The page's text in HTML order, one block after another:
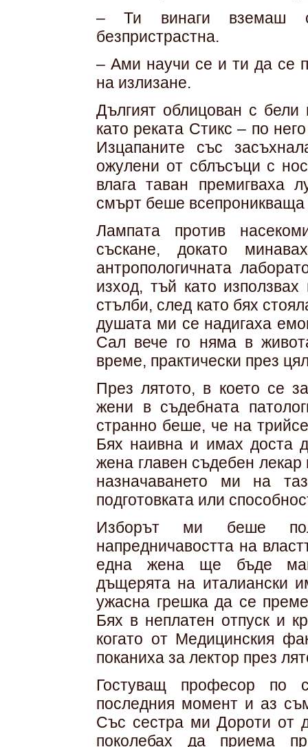
– Ти винаги вземаш
безпристрастна.
– Ами научи се и ти да се
на излизане.
Дългият облицован с
като реката Стикс – по
Изцапаните със
ожулени от сблъсъци с
влага таван премигваха
смърт беше всепроникваща
Лампата против
съскане, докато
антропологичната
изход, тъй като
стълби, след като бях
душата ми се надигаха
Сал вече го няма в
време, практически през
През лятото, в което се
жени в съдебната
странно беше, че на
Бях наивна и имах доста
жена главен съдебен
назначаването ми на
подготовката или
Изборът ми беше
напредничавостта на
една жена ще бъде
дъщерята на италиански
ужасна грешка да се
Бях в неплатен отпуск и
когато от Медицинския
поканиха за лектор през
Гостуващ професор по
последния момент и аз
Със сестра ми Дороти от
поколебах да приема